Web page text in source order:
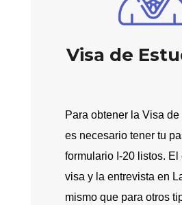
Visa de
Para obtener la Visa
es necesario tener tu
formulario I-20 listos. El
visa y la entrevista en
mismo que para otros